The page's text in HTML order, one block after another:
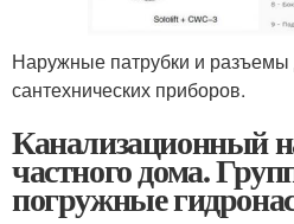
Наружные патрубки и
сантехнических приборов.
Канализационный
частного дома.
погружные